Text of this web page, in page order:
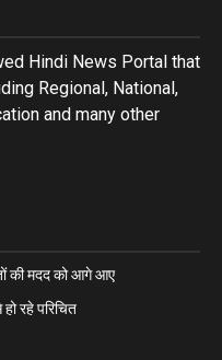
Hindi News Portal that
Regional, National,
and many other
की मदद को आगे आए
रहे परिचित